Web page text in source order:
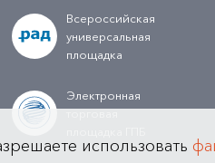
Всероссийская
универсальная
площадка
Электронная
торговая
использовать